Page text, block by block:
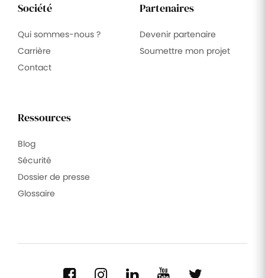
Société
Qui sommes-nous ?
Carrière
Contact
Partenaires
Devenir partenaire
Soumettre mon projet
Ressources
Blog
Sécurité
Dossier de presse
Glossaire